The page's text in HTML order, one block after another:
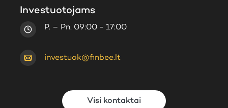
Investuotojams
P. – Pn. 09:00 - 17:00
investuok@finbee.lt
Visi kontaktai